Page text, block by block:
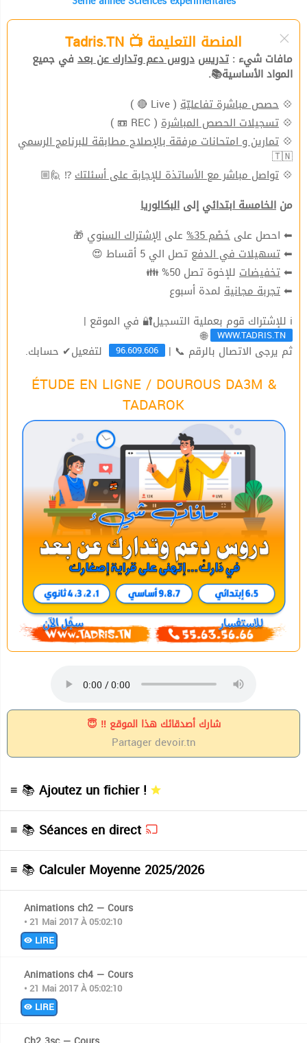
المنصة التعليمة 📺 Tadris.TN
مافات شيء : تدريس دروس دعم وتدارك عن بعد في جميع
المواد الأساسية📚.
💠 حصص مباشرة تفاعليّة ( Live 🔴 )
💠 تسجيلات الحصص المباشرة ( REC 📼 )
💠 تمارين و امتحانات مرفقة بالإصلاح مطابقة للبرنامج الرسمي
🇹🇳
💠 تواصل مباشر مع الأساتذة للإجابة على أسئلتك⁉ 🙋🏼
من الخامسة ابتدائي إلى البكالوريا
⬅ احصل على خَصْم 35% على الإشتراك السنوي 🎁
⬅تسهيلات في الدفع تصل الي 5 أقساط 😍
⬅تخفيضات للإخوة تصل 50% 👪
⬅تجربة مجانية لمدة أسبوع
ℹ للإشتراك قوم بعملية التسجيل🔐 في الموقع |
WWW.TADRIS.TN
🌐
ثم يرجى الاتصال بالرقم 📞 | 96.609.606 لتفعيل✔ حسابك.
ÉTUDE EN LIGNE / DOUROUS DA3M &
TADAROK
شارك أصدقائك هذا الموقع ‼ 😇
Partagerdevoir.tn
≡ 📚 Ajoutez un fichier !
≡ 📚 Séances en direct
≡ 📚 Calculer Moyenne 2025/2026
Animations ch2 — Cours
• 21 Mai 2017 À 05:02:10
LIRE
Animations ch4 — Cours
• 21 Mai 2017 À 05:02:10
LIRE